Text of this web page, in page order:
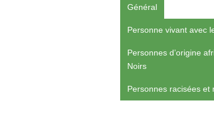
Général
Personne vivant avec
Personnes d’origine
Noirs
Personnes racisées et